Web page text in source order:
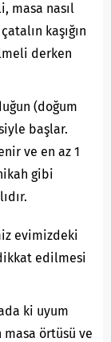
masa nasıl
kaşığın
derken
(doğum
başlar.
ve en az 1
gibi
evimizdeki
edilmesi
ki uyum
masa örtüsü ve